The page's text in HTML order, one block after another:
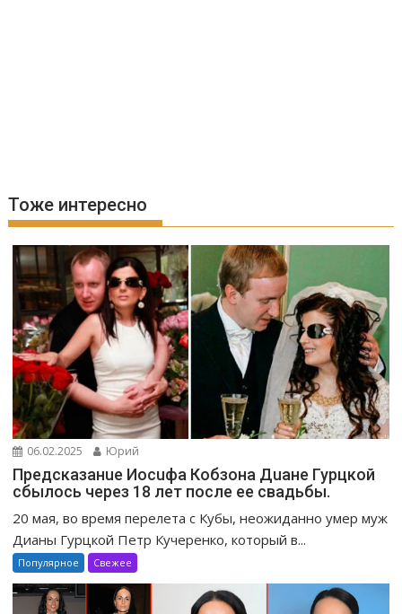
Тоже интересно
06.02.2025 Юрий
Предсказанuе Иосuфа Кобзона Дuане Гурцкой
сбылось через 18 лет после ее свадьбы.
20 мая, во время перелета с Кубы, неожиданно умер муж
Дианы Гурцкой Петр Кучеренко, который в...
Популярное Свежее